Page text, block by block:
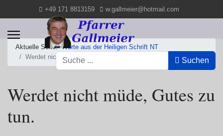
+49 171 8813159 w.gallmeier@hotmail.com
Suchen
Suchen
Aktuelle Seite:Worte aus der Heiligen Schrift NT
Werdet nicht müde, Gutes zu tun.
Werdet nicht müde, Gutes zu
tun.